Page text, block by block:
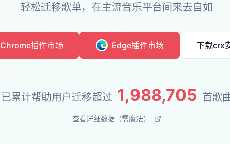
轻松迁移歌单，在主流音乐平台间来去自如
Chrome插件市场 Edge插件市场 下载crx
已累计帮助用户迁移超过 1,988,705 首歌
查看详细数据（需魔法）